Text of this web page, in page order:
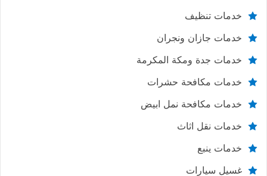
خدمات تنظيف
خدمات جازان ونجران
خدمات جدة ومكة المكرمة
خدمات مكافحة حشرات
خدمات مكافحة نمل ابيض
خدمات نقل اثاث
خدمات ينبع
غسيل سيارات